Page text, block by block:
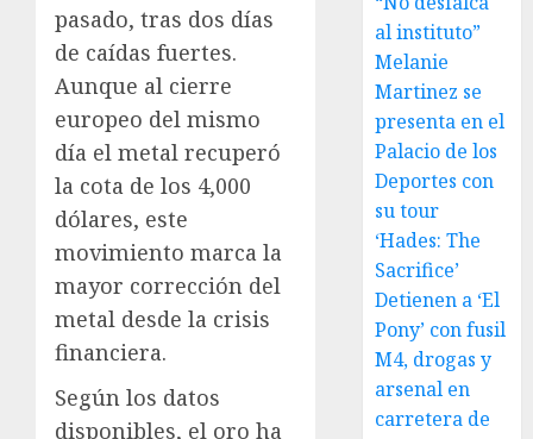
pasado, tras dos días
de caídas fuertes.
Aunque al cierre
europeo del mismo
día el metal recuperó
la cota de los 4,000
dólares, este
movimiento marca la
mayor corrección del
metal desde la crisis
financiera.
Según los datos
disponibles, el oro ha
al instituto”
Melanie
Martinez se
presenta en el
Palacio de los
Deportes con
su tour
‘Hades: The
Sacrifice’
Detienen a ‘El
Pony’ con fusil
M4, drogas y
arsenal en
carretera de